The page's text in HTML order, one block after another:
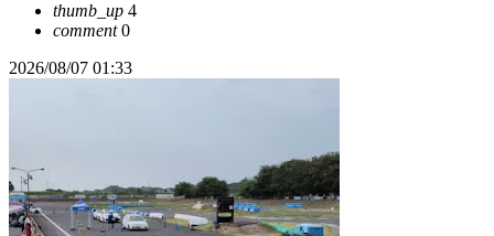
thumb_up 4
comment0
2026/08/07 01:33